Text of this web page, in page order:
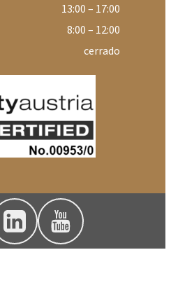
13:00 – 17:00
8:00 – 12:00
cerrado